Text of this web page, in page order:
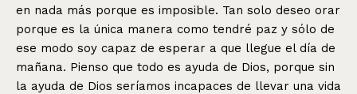
en nada más porque es imposible. Tan solo deseo orar
porque es la única manera como tendré paz y sólo de
ese modo soy capaz de esperar a que llegue el día de
mañana. Pienso que todo es ayuda de Dios, porque sin
la ayuda de Dios seríamos incapaces de llevar una vida